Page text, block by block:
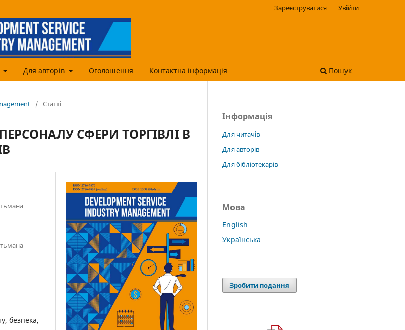
Для авторів Оголошення Контактна інформація Пошук
Зареєструватися Увійти
/ Статті
СФЕРИ ТОРГІВЛІ В
безпека,
Інформація
Для читачів
Для авторів
Для бібліотекарів
Мова
English
Українська
Зробити подання